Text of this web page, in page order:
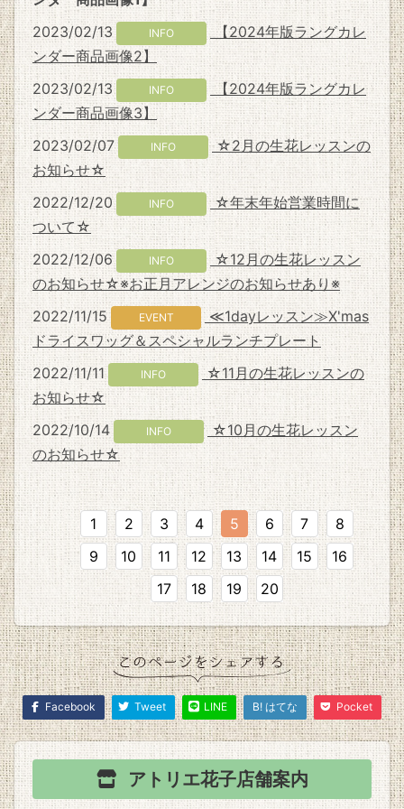
2023/02/13
INFO
【2024年版ラングカレ
ンダー商品画像2】
2023/02/13
INFO
【2024年版ラングカレ
ンダー商品画像3】
2023/02/07
INFO
☆2月の生花レッスンの
お知らせ☆
2022/12/20
INFO
☆年末年始営業時間に
ついて☆
2022/12/06
INFO
☆12月の生花レッスン
のお知らせ☆※お正月アレンジのお知らせあり※
2022/11/15
EVENT
≪1dayレッスン≫X'mas
ドライスワッグ＆スペシャルランチプレート
2022/11/11
INFO
☆11月の生花レッスンの
お知らせ☆
2022/10/14
INFO
☆10月の生花レッスン
のお知らせ☆
1 2 3 4 5 6 7
8
9
10 11 12 13 14 15
16
17
18 19 20
Facebook Tweet LINE B! はてな Pocket
アトリエ花子店舗案内